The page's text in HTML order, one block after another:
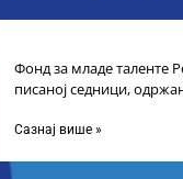
Фонд за младе таленте
писаној седници,
Сазнај више »